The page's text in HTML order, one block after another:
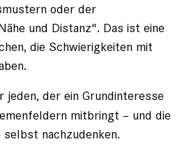
oder der
und Distanz". Das ist eine
die Schwierigkeiten mit
jeden, der ein Grundinteresse
mitbringt – und die
nachzudenken.